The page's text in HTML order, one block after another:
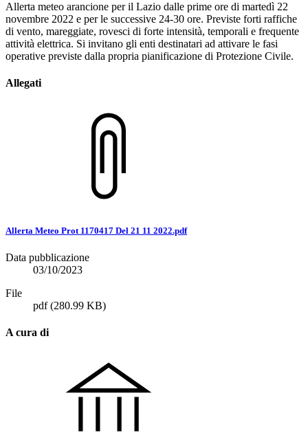
Allerta meteo arancione per il Lazio dalle prime ore di martedì 22
novembre 2022 e per le successive 24-30 ore. Previste forti raffiche
di vento, mareggiate, rovesci di forte intensità, temporali e frequente
attività elettrica. Si invitano gli enti destinatari ad attivare le fasi
operative previste dalla propria pianificazione di Protezione Civile.
Allegati
Allerta Meteo Prot 1170417 Del 21 11 2022.pdf
Data pubblicazione
03/10/2023
File
pdf(280.99 KB)
A cura di